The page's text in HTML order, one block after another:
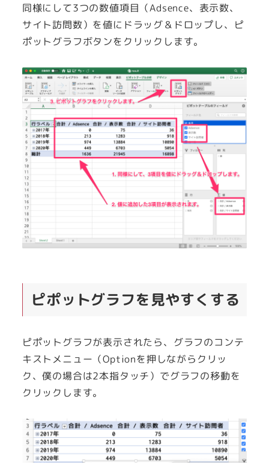
同様にして3つの数値項目（Adsence、表示数、
サイト訪問数）を値にドラッグ＆ドロップし、ピ
ポットグラフボタンをクリックします。
ピポットグラフを見やすくする
ピポットグラフが表示されたら、グラフのコンテ
キストメニュー（Optionを押しながらクリッ
ク、僕の場合は2本指タッチ）でグラフの移動を
クリックします。